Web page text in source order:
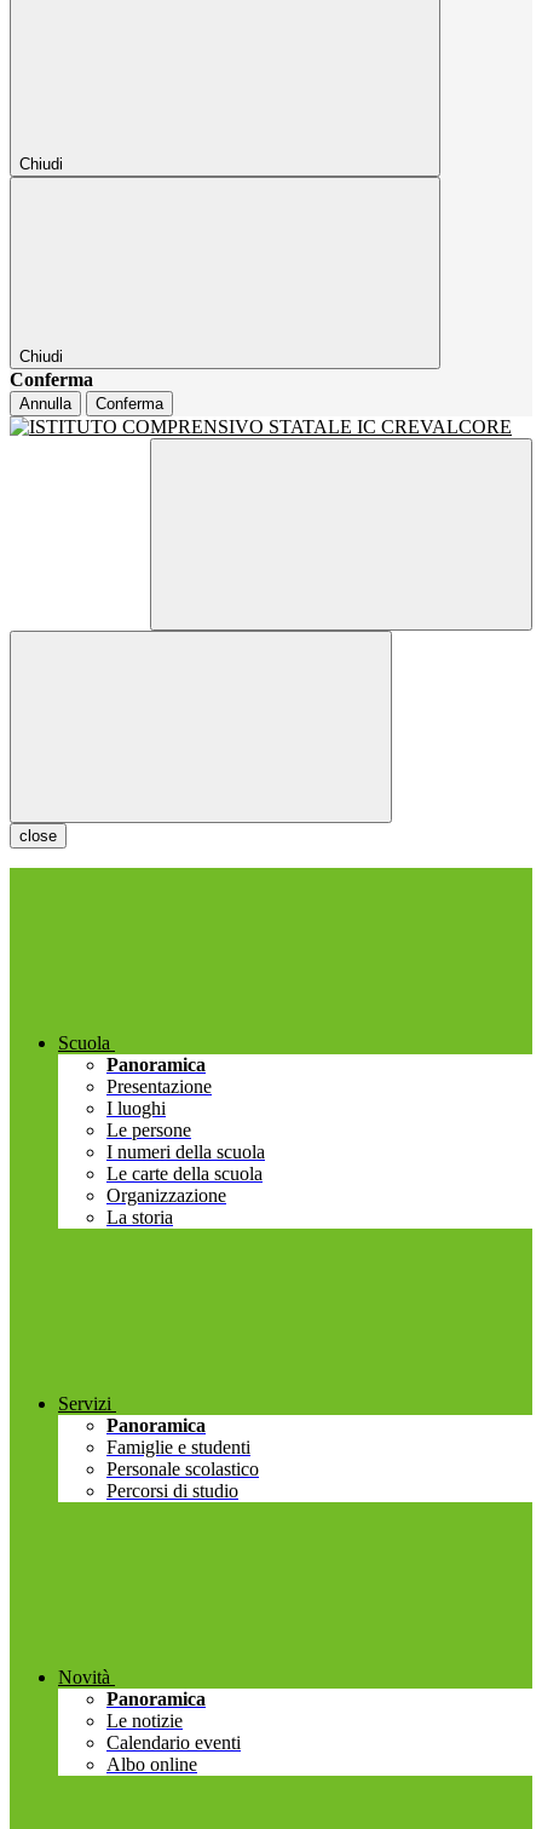
Chiudi
Chiudi
Conferma
Annulla Conferma
close
Scuola
Panoramica
Presentazione
I luoghi
Le persone
I numeri della scuola
Le carte della scuola
Organizzazione
La storia
Servizi
Panoramica
Famiglie e studenti
Personale scolastico
Percorsi di studio
Novità
Panoramica
Le notizie
Calendario eventi
Albo online